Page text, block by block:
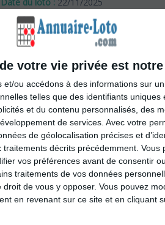
votre vie privée est
et/ou accédons à des informations sur
telles que des identifiants
et du contenu personnalisés, des
de services. Avec votre
de géolocalisation précises et
décrits précédemment. Vous
vos préférences avant de consentir
traitements de vos données
de vous y opposer. Vous pouvez
en revenant sur ce site et en cliquant
Localisation du loto :
Salle des Fêtes Pierre Baumann
6 rue Charles Emile Jacques
71380Épervans
Description et horaires :
5000€ de lots à gagner
17h ouverture des porte
19h début des parties
Lots:
5000€ de lots (aspirateur robot, robot de
outillage, multimédia etc...)